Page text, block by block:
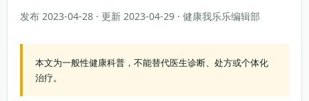
发布 2023-04-28 · 更新 2023-04-29 · 健康我乐乐编辑部
本文为一般性健康科普，不能替代医生诊断、处方或个体化
治疗。